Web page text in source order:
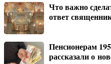
Что важно
ответ
Пенсионерам
рассказали о